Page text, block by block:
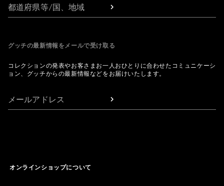
都道府県等/国、地域
グッチの最新情報をメールで受け取る
コレクションの発表やお客さまお一人おひとりに合わせたコミュニケーシ
ョン、グッチからの最新情報などをお届けいたします。
メールアドレス
オンラインショップについて